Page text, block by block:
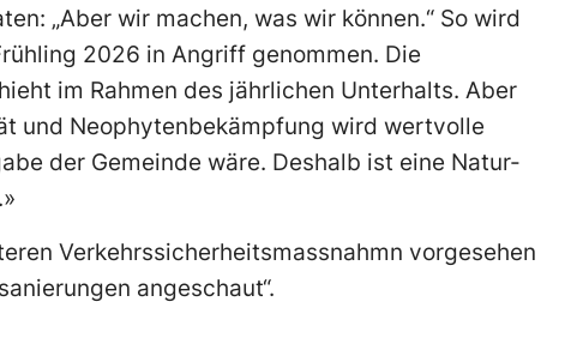
„Aber wir machen, was wir können.“ So wird
2026 in Angriff genommen. Die
im Rahmen des jährlichen Unterhalts. Aber
und Neophytenbekämpfung wird wertvolle
der Gemeinde wäre. Deshalb ist eine Natur-
Verkehrssicherheitsmassnahmn vorgesehen
angeschaut“.